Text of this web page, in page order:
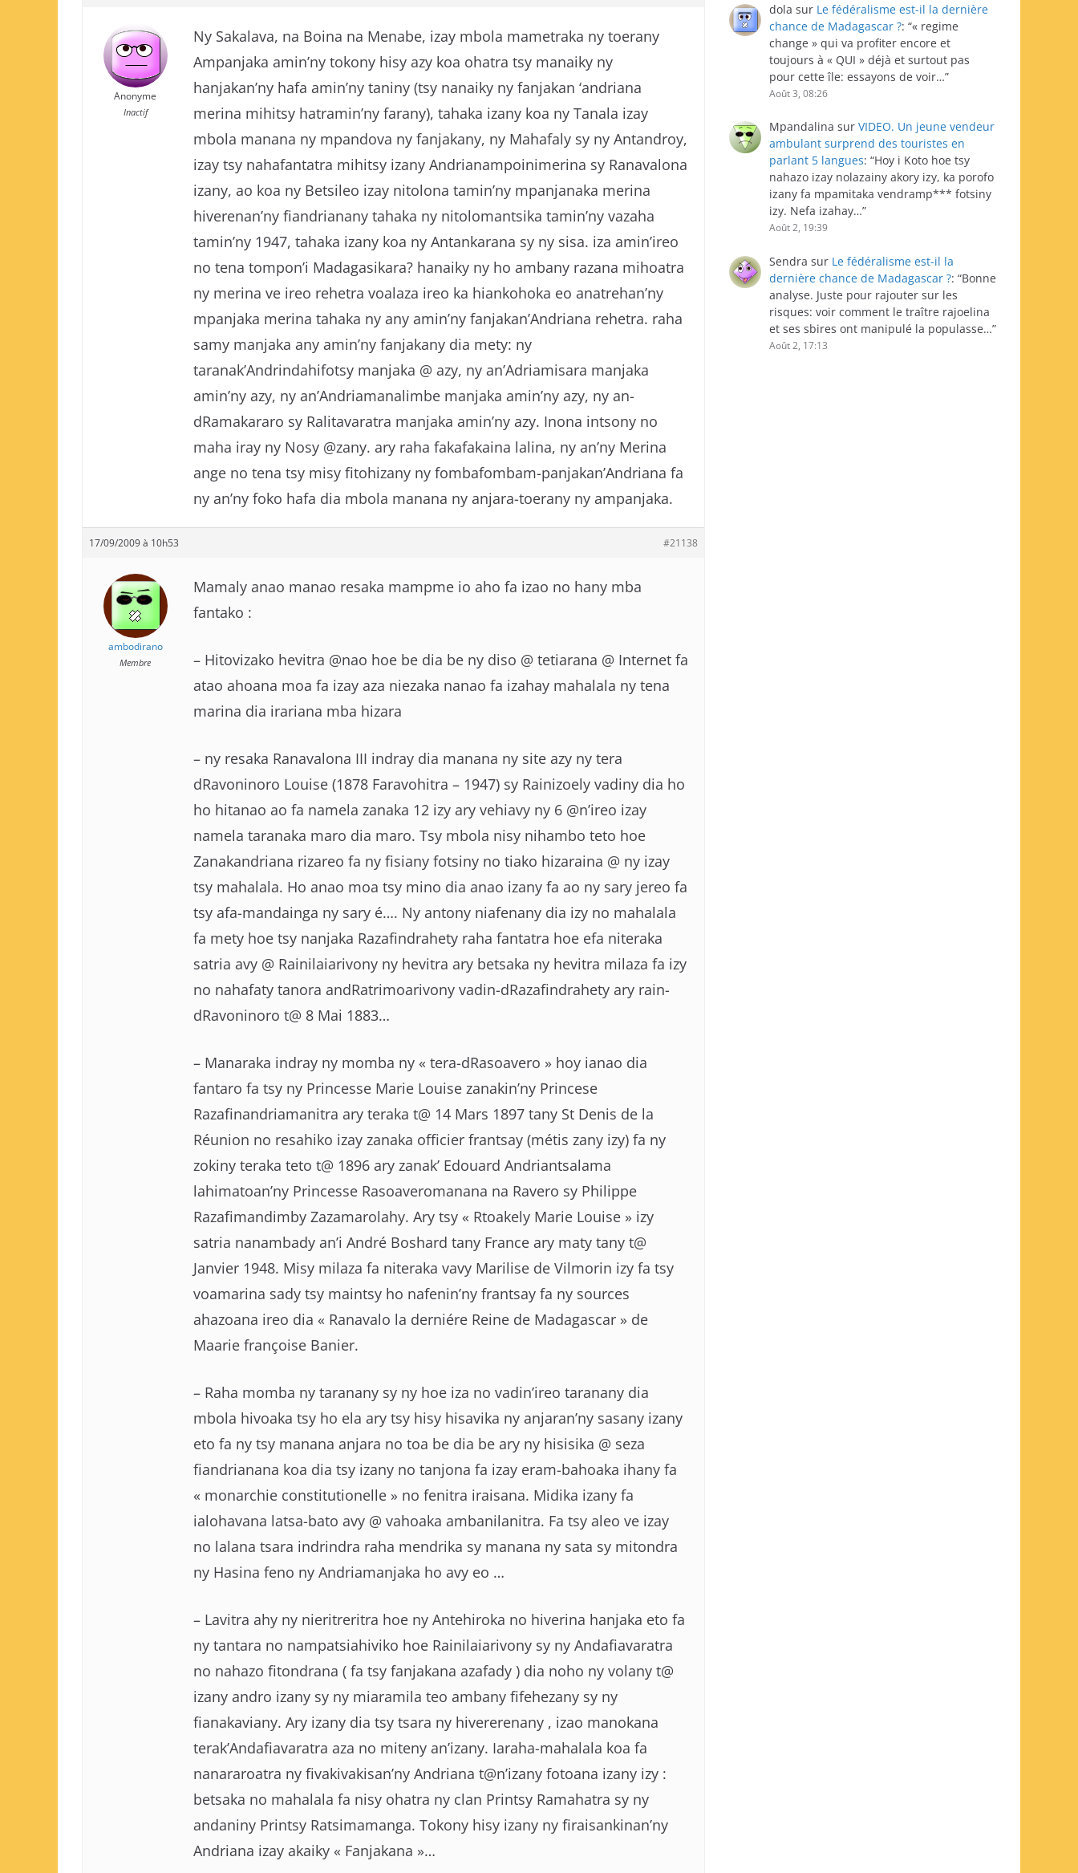
Anonyme
Inactif
Ny Sakalava, na Boina na Menabe, izay mbola mametraka ny toerany
Ampanjaka amin’ny tokony hisy azy koa ohatra tsy manaiky ny
hanjakan’ny hafa amin’ny taniny (tsy nanaiky ny fanjakan ‘andriana
merina mihitsy hatramin’ny farany), tahaka izany koa ny Tanala izay
mbola manana ny mpandova ny fanjakany, ny Mahafaly sy ny Antandroy,
izay tsy nahafantatra mihitsy izany Andrianampoinimerina sy Ranavalona
izany, ao koa ny Betsileo izay nitolona tamin’ny mpanjanaka merina
hiverenan’ny fiandrianany tahaka ny nitolomantsika tamin’ny vazaha
tamin’ny 1947, tahaka izany koa ny Antankarana sy ny sisa. iza amin’ireo
no tena tompon’i Madagasikara? hanaiky ny ho ambany razana mihoatra
ny merina ve ireo rehetra voalaza ireo ka hiankohoka eo anatrehan’ny
mpanjaka merina tahaka ny any amin’ny fanjakan’Andriana rehetra. raha
samy manjaka any amin’ny fanjakany dia mety: ny
taranak’Andrindahifotsy manjaka @ azy, ny an’Adriamisara manjaka
amin’ny azy, ny an’Andriamanalimbe manjaka amin’ny azy, ny an-
dRamakararo sy Ralitavaratra manjaka amin’ny azy. Inona intsony no
maha iray ny Nosy @zany. ary raha fakafakaina lalina, ny an’ny Merina
ange no tena tsy misy fitohizany ny fombafombam-panjakan’Andriana fa
ny an’ny foko hafa dia mbola manana ny anjara-toerany ny ampanjaka.
17/09/2009 à 10h53 #21138
ambodirano
Membre
Mamaly anao manao resaka mampme io aho fa izao no hany mba
fantako :
– Hitovizako hevitra @nao hoe be dia be ny diso @ tetiarana @ Internet fa
atao ahoana moa fa izay aza niezaka nanao fa izahay mahalala ny tena
marina dia irariana mba hizara
– ny resaka Ranavalona III indray dia manana ny site azy ny tera
dRavoninoro Louise (1878 Faravohitra – 1947) sy Rainizoely vadiny dia ho
ho hitanao ao fa namela zanaka 12 izy ary vehiavy ny 6 @n’ireo izay
namela taranaka maro dia maro. Tsy mbola nisy nihambo teto hoe
Zanakandriana rizareo fa ny fisiany fotsiny no tiako hizaraina @ ny izay
tsy mahalala. Ho anao moa tsy mino dia anao izany fa ao ny sary jereo fa
tsy afa-mandainga ny sary é…. Ny antony niafenany dia izy no mahalala
fa mety hoe tsy nanjaka Razafindrahety raha fantatra hoe efa niteraka
satria avy @ Rainilaiarivony ny hevitra ary betsaka ny hevitra milaza fa izy
no nahafaty tanora andRatrimoarivony vadin-dRazafindrahety ary rain-
dRavoninoro t@ 8 Mai 1883…
– Manaraka indray ny momba ny « tera-dRasoavero » hoy ianao dia
fantaro fa tsy ny Princesse Marie Louise zanakin’ny Princese
Razafinandriamanitra ary teraka t@ 14 Mars 1897 tany St Denis de la
Réunion no resahiko izay zanaka officier frantsay (métis zany izy) fa ny
zokiny teraka teto t@ 1896 ary zanak’ Edouard Andriantsalama
lahimatoan’ny Princesse Rasoaveromanana na Ravero sy Philippe
Razafimandimby Zazamarolahy. Ary tsy « Rtoakely Marie Louise » izy
satria nanambady an’i André Boshard tany France ary maty tany t@
Janvier 1948. Misy milaza fa niteraka vavy Marilise de Vilmorin izy fa tsy
voamarina sady tsy maintsy ho nafenin’ny frantsay fa ny sources
ahazoana ireo dia « Ranavalo la derniére Reine de Madagascar » de
Maarie françoise Banier.
– Raha momba ny taranany sy ny hoe iza no vadin’ireo taranany dia
mbola hivoaka tsy ho ela ary tsy hisy hisavika ny anjaran’ny sasany izany
eto fa ny tsy manana anjara no toa be dia be ary ny hisisika @ seza
fiandrianana koa dia tsy izany no tanjona fa izay eram-bahoaka ihany fa
« monarchie constitutionelle » no fenitra iraisana. Midika izany fa
ialohavana latsa-bato avy @ vahoaka ambanilanitra. Fa tsy aleo ve izay
no lalana tsara indrindra raha mendrika sy manana ny sata sy mitondra
ny Hasina feno ny Andriamanjaka ho avy eo …
– Lavitra ahy ny nieritreritra hoe ny Antehiroka no hiverina hanjaka eto fa
ny tantara no nampatsiahiviko hoe Rainilaiarivony sy ny Andafiavaratra
no nahazo fitondrana ( fa tsy fanjakana azafady ) dia noho ny volany t@
izany andro izany sy ny miaramila teo ambany fifehezany sy ny
fianakaviany. Ary izany dia tsy tsara ny hivererenany , izao manokana
terak’Andafiavaratra aza no miteny an’izany. Iaraha-mahalala koa fa
nanararoatra ny fivakivakisan’ny Andriana t@n’izany fotoana izany izy :
betsaka no mahalala fa nisy ohatra ny clan Printsy Ramahatra sy ny
andaniny Printsy Ratsimamanga. Tokony hisy izany ny firaisankinan’ny
Andriana izay akaiky « Fanjakana »…
dola sur Le fédéralisme est-il la dernière
chance de Madagascar ?: “« regime
change » qui va profiter encore et
toujours à « QUI » déjà et surtout pas
pour cette île: essayons de voir…”
Août 3, 08:26
Mpandalina sur VIDEO. Un jeune vendeur
ambulant surprend des touristes en
parlant 5 langues: “Hoy i Koto hoe tsy
nahazo izay nolazainy akory izy, ka porofo
izany fa mpamitaka vendramp*** fotsiny
izy. Nefa izahay…”
Août 2, 19:39
Sendra sur Le fédéralisme est-il la
dernière chance de Madagascar ?: “Bonne
analyse. Juste pour rajouter sur les
risques: voir comment le traître rajoelina
et ses sbires ont manipulé la populasse…”
Août 2, 17:13